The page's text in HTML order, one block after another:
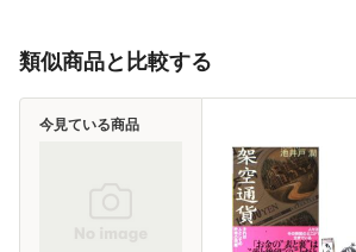
類似商品と比較する
今見ている商品